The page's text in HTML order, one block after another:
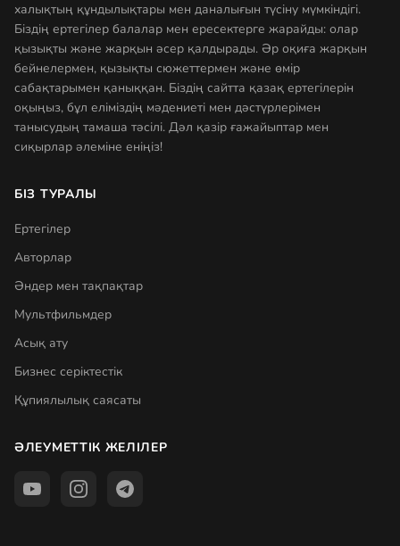
халықтың құндылықтары мен даналығын түсіну мүмкіндігі.
Біздің ертегілер балалар мен ересектерге жарайды: олар
қызықты және жарқын әсер қалдырады. Әр оқиға жарқын
бейнелермен, қызықты сюжеттермен және өмір
сабақтарымен қаныққан. Біздің сайтта қазақ ертегілерін
оқыңыз, бұл еліміздің мәдениеті мен дәстүрлерімен
танысудың тамаша тәсілі. Дәл қазір ғажайыптар мен
сиқырлар әлеміне еніңіз!
БІЗ ТУРАЛЫ
Ертегілер
Авторлар
Әндер мен тақпақтар
Мультфильмдер
Асық ату
Бизнес серіктестік
Құпиялылық саясаты
ӘЛЕУМЕТТІК ЖЕЛІЛЕР